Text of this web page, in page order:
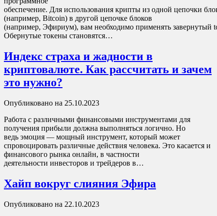
обеспечение. Для использования крипты из одной цепочки
(например, Bitcoin) в другой цепочке блоков
(например, Эфириум), вам необходимо применять завернутый
Обернутые токены становятся…
Индекс страха и жадности в
криптовалюте. Как рассчитать и зачем
это нужно?
Опубликовано на 25.10.2023
Работа с различными финансовыми инструментами для
получения прибыли должна выполняться логично. Но
ведь эмоция — мощный инструмент, который может
спровоцировать различные действия человека. Это касается и
финансового рынка онлайн, в частности
деятельности инвесторов и трейдеров в…
Хайп вокруг слияния Эфира
Опубликовано на 22.10.2023